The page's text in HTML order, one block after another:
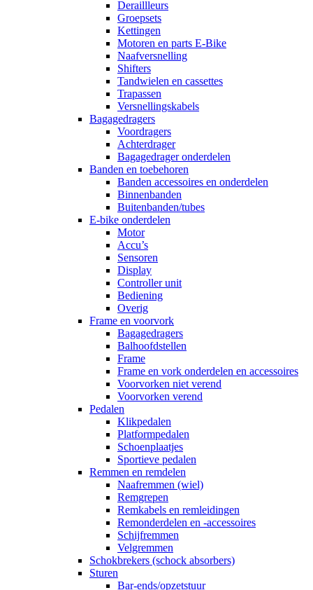
Deraillleurs
Groepsets
Kettingen
Motoren en parts E-Bike
Naafversnelling
Shifters
Tandwielen en cassettes
Trapassen
Versnellingskabels
Bagagedragers
Voordragers
Achterdrager
Bagagedrager onderdelen
Banden en toebehoren
Banden accessoires en onderdelen
Binnenbanden
Buitenbanden/tubes
E-bike onderdelen
Motor
Accu’s
Sensoren
Display
Controller unit
Bediening
Overig
Frame en voorvork
Bagagedragers
Balhoofdstellen
Frame
Frame en vork onderdelen en accessoires
Voorvorken niet verend
Voorvorken verend
Pedalen
Klikpedalen
Platformpedalen
Schoenplaatjes
Sportieve pedalen
Remmen en remdelen
Naafremmen (wiel)
Remgrepen
Remkabels en remleidingen
Remonderdelen en -accessoires
Schijfremmen
Velgremmen
Schokbrekers (schock absorbers)
Sturen
Bar-ends/opzetstuur